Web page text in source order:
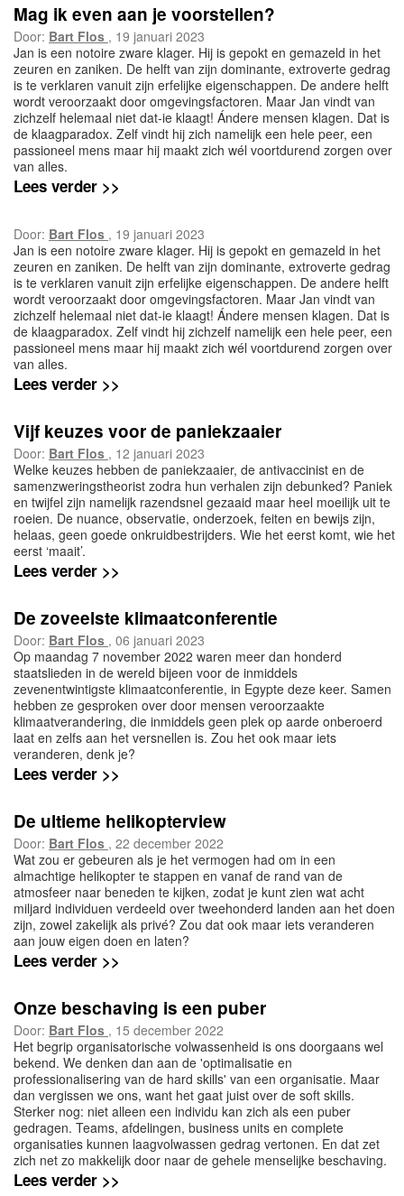
Mag ik even aan je voorstellen?
Door: Bart Flos , 19 januari 2023
Jan is een notoire zware klager. Hij is gepokt en gemazeld in het
zeuren en zaniken. De helft van zijn dominante, extroverte gedrag
is te verklaren vanuit zijn erfelijke eigenschappen. De andere helft
wordt veroorzaakt door omgevingsfactoren. Maar Jan vindt van
zichzelf helemaal niet dat-ie klaagt! Ándere mensen klagen. Dat is
de klaagparadox. Zelf vindt hij zich namelijk een hele peer, een
passioneel mens maar hij maakt zich wél voortdurend zorgen over
van alles.
Lees verder >>
Door: Bart Flos , 19 januari 2023
Jan is een notoire zware klager. Hij is gepokt en gemazeld in het
zeuren en zaniken. De helft van zijn dominante, extroverte gedrag
is te verklaren vanuit zijn erfelijke eigenschappen. De andere helft
wordt veroorzaakt door omgevingsfactoren. Maar Jan vindt van
zichzelf helemaal niet dat-ie klaagt! Ándere mensen klagen. Dat is
de klaagparadox. Zelf vindt hij zichzelf namelijk een hele peer, een
passioneel mens maar hij maakt zich wél voortdurend zorgen over
van alles.
Lees verder >>
Vijf keuzes voor de paniekzaaier
Door: Bart Flos , 12 januari 2023
Welke keuzes hebben de paniekzaaier, de antivaccinist en de
samenzweringstheorist zodra hun verhalen zijn debunked? Paniek
en twijfel zijn namelijk razendsnel gezaaid maar heel moeilijk uit te
roeien. De nuance, observatie, onderzoek, feiten en bewijs zijn,
helaas, geen goede onkruidbestrijders. Wie het eerst komt, wie het
eerst ‘maait’.
Lees verder >>
De zoveelste klimaatconferentie
Door: Bart Flos , 06 januari 2023
Op maandag 7 november 2022 waren meer dan honderd
staatslieden in de wereld bijeen voor de inmiddels
zevenentwintigste klimaatconferentie, in Egypte deze keer. Samen
hebben ze gesproken over door mensen veroorzaakte
klimaatverandering, die inmiddels geen plek op aarde onberoerd
laat en zelfs aan het versnellen is. Zou het ook maar iets
veranderen, denk je?
Lees verder >>
De ultieme helikopterview
Door: Bart Flos , 22 december 2022
Wat zou er gebeuren als je het vermogen had om in een
almachtige helikopter te stappen en vanaf de rand van de
atmosfeer naar beneden te kijken, zodat je kunt zien wat acht
miljard individuen verdeeld over tweehonderd landen aan het doen
zijn, zowel zakelijk als privé? Zou dat ook maar iets veranderen
aan jouw eigen doen en laten?
Lees verder >>
Onze beschaving is een puber
Door: Bart Flos , 15 december 2022
Het begrip organisatorische volwassenheid is ons doorgaans wel
bekend. We denken dan aan de 'optimalisatie en
professionalisering van de hard skills' van een organisatie. Maar
dan vergissen we ons, want het gaat juist over de soft skills.
Sterker nog: niet alleen een individu kan zich als een puber
gedragen. Teams, afdelingen, business units en complete
organisaties kunnen laagvolwassen gedrag vertonen. En dat zet
zich net zo makkelijk door naar de gehele menselijke beschaving.
Lees verder >>